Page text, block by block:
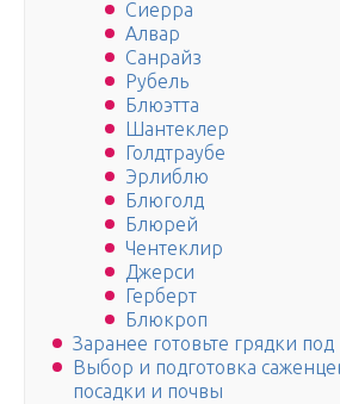
Сиерра
Алвар
Санрайз
Рубель
Блюэтта
Шантеклер
Голдтраубе
Эрлиблю
Блюголд
Блюрей
Чентеклир
Джерси
Герберт
Блюкроп
Заранее готовьте грядки под
Выбор и подготовка
посадки и почвы